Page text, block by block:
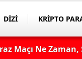
DİZİ KRİPTO
Maçı Ne